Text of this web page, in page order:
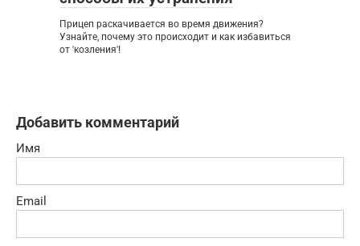
Прицеп раскачивается во время движения?
Узнайте, почему это происходит и как избавиться
от 'козления'!
Добавить комментарий
Имя
Email